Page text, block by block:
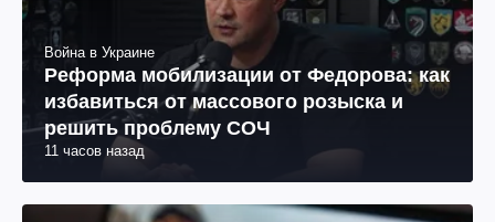
Война в Украине
Реформа мобилизации от Федорова: как
избавиться от массового розыска и
решить проблему СОЧ
11 часов назад